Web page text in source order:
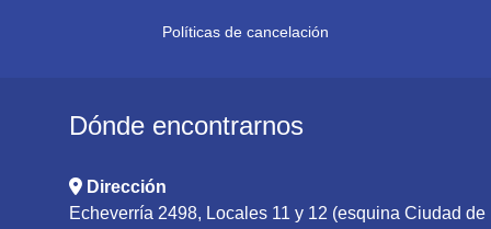
Políticas de cancelación
Dónde encontrarnos
Dirección
Echeverría 2498, Locales 11 y 12 (esquina Ciudad de